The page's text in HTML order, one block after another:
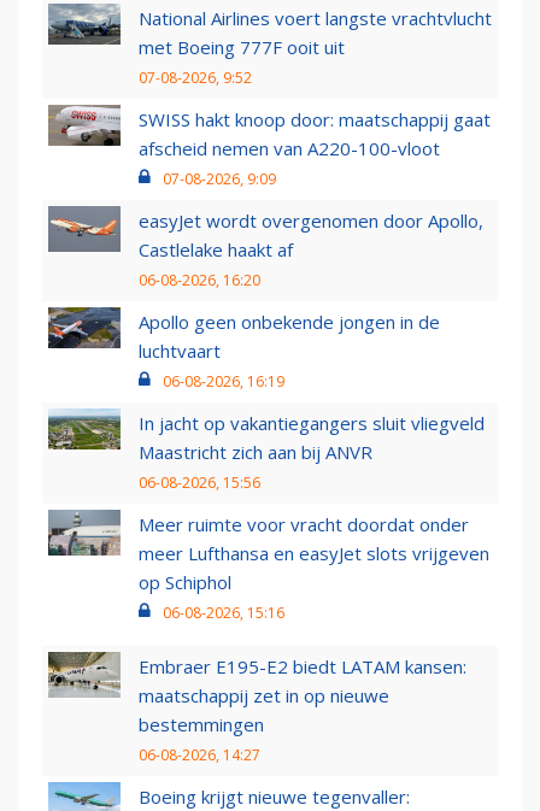
National Airlines voert langste vrachtvlucht
met Boeing 777F ooit uit
07-08-2026, 9:52
SWISS hakt knoop door: maatschappij gaat
afscheid nemen van A220-100-vloot
07-08-2026, 9:09
easyJet wordt overgenomen door Apollo,
Castlelake haakt af
06-08-2026, 16:20
Apollo geen onbekende jongen in de
luchtvaart
06-08-2026, 16:19
In jacht op vakantiegangers sluit vliegveld
Maastricht zich aan bij ANVR
06-08-2026, 15:56
Meer ruimte voor vracht doordat onder
meer Lufthansa en easyJet slots vrijgeven
op Schiphol
06-08-2026, 15:16
Embraer E195-E2 biedt LATAM kansen:
maatschappij zet in op nieuwe
bestemmingen
06-08-2026, 14:27
Boeing krijgt nieuwe tegenvaller: